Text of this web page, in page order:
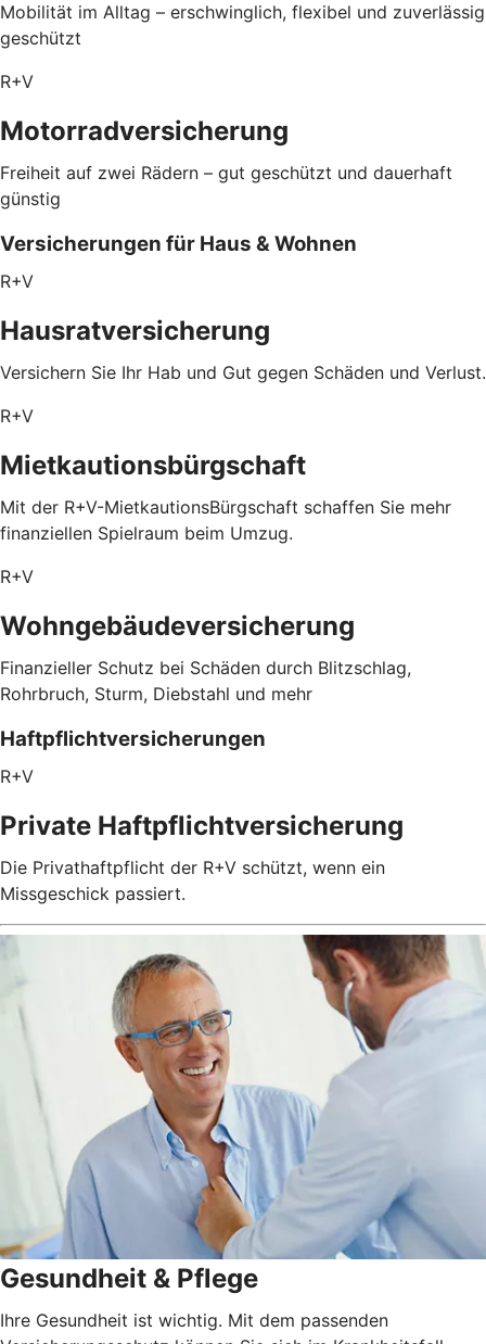
Mobilität im Alltag – erschwinglich, flexibel und zuverlässig
geschützt
R+V
Motorradversicherung
Freiheit auf zwei Rädern – gut geschützt und dauerhaft
günstig
Versicherungen für Haus & Wohnen
R+V
Hausratversicherung
Versichern Sie Ihr Hab und Gut gegen Schäden und Verlust.
R+V
Mietkautionsbürgschaft
Mit der R+V-MietkautionsBürgschaft schaffen Sie mehr
finanziellen Spielraum beim Umzug.
R+V
Wohngebäudeversicherung
Finanzieller Schutz bei Schäden durch Blitzschlag,
Rohrbruch, Sturm, Diebstahl und mehr
Haftpflichtversicherungen
R+V
Private Haftpflichtversicherung
Die Privathaftpflicht der R+V schützt, wenn ein
Missgeschick passiert.
Gesundheit & Pflege
Ihre Gesundheit ist wichtig. Mit dem passenden